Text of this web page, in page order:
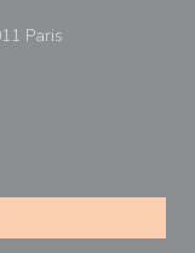
Paris((öppnas i ett